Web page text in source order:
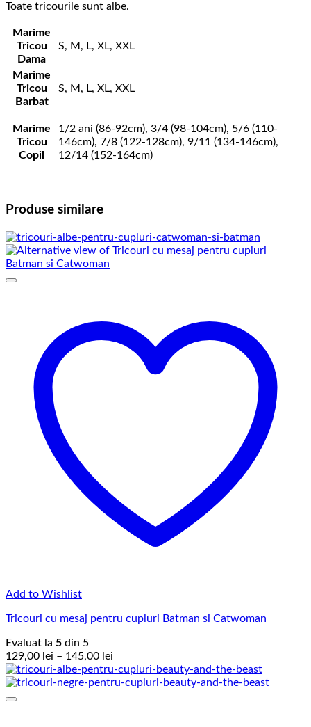
Toate tricourile sunt albe.
Marime
Tricou
Dama
S, M, L, XL, XXL
Marime
Tricou
Barbat
S, M, L, XL, XXL
Marime
Tricou
Copil
1/2 ani (86-92cm), 3/4 (98-104cm), 5/6 (110-
146cm), 7/8 (122-128cm), 9/11 (134-146cm),
12/14 (152-164cm)
Produse similare
Add to Wishlist
Tricouri cu mesaj pentru cupluri Batman si Catwoman
Evaluat la 5 din 5
129,00 lei – 145,00 lei
de
prețuri: